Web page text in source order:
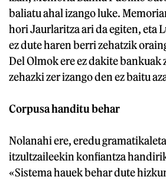
baliatu ahal izango luke.
hori Jaurlaritza ari da egiten, eta
ez dute haren berri zehatzik
Del Olmok ere ez dakite bankuak
zehazki zer izango den ez baitu
Corpusa handitu behar
Nolanahi ere, eredu
itzultzaileekin konfiantza
«Sistema hauek behar dute